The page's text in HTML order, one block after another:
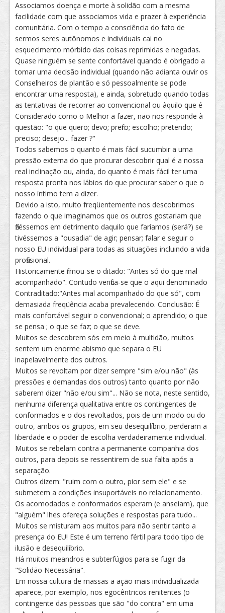
Associamos doença e morte à solidão com a mesma
facilidade com que associamos vida e prazer à experiência
comunitária. Com o tempo a consciência do fato de
sermos seres autônomos e individuais cai no
esquecimento mórbido das coisas reprimidas e negadas.
Quase ninguém se sente confortável quando é obrigado a
tomar uma decisão individual (quando não adianta ouvir os
Conselheiros de plantão e só pessoalmente se pode
encontrar uma resposta), e ainda, sobretudo quando todas
as tentativas de recorrer ao convencional ou àquilo que é
Considerado como o Melhor a fazer, não nos responde à
questão: "o que quero; devo; prefiro; escolho; pretendo;
preciso; desejo... fazer ?"
Todos sabemos o quanto é mais fácil sucumbir a uma
pressão externa do que procurar descobrir qual é a nossa
real inclinação ou, ainda, do quanto é mais fácil ter uma
resposta pronta nos lábios do que procurar saber o que o
nosso íntimo tem a dizer.
Devido a isto, muito freqüentemente nos descobrimos
fazendo o que imaginamos que os outros gostariam que
fizéssemos em detrimento daquilo que faríamos (será?) se
tivéssemos a "ousadia" de agir; pensar; falar e seguir o
nosso EU individual para todas as situações incluindo a vida
profissional.
Historicamente firmou-se o ditado: "Antes só do que mal
acompanhado". Contudo verifica-se que o aqui denominado
Contraditado:"Antes mal acompanhado do que só", com
demasiada freqüência acaba prevalecendo. Conclusão: É
mais confortável seguir o convencional; o aprendido; o que
se pensa ; o que se faz; o que se deve.
Muitos se descobrem sós em meio à multidão, muitos
sentem um enorme abismo que separa o EU
inapelavelmente dos outros.
Muitos se revoltam por dizer sempre "sim e/ou não" (às
pressões e demandas dos outros) tanto quanto por não
saberem dizer "não e/ou sim"... Não se nota, neste sentido,
nenhuma diferença qualitativa entre os contingentes de
conformados e o dos revoltados, pois de um modo ou do
outro, ambos os grupos, em seu desequilíbrio, perderam a
liberdade e o poder de escolha verdadeiramente individual.
Muitos se rebelam contra a permanente companhia dos
outros, para depois se ressentirem de sua falta após a
separação.
Outros dizem: "ruim com o outro, pior sem ele" e se
submetem a condições insuportáveis no relacionamento.
Os acomodados e conformados esperam (e anseiam), que
"alguém" lhes ofereça soluções e respostas para tudo...
Muitos se misturam aos muitos para não sentir tanto a
presença do EU! Este é um terreno fértil para todo tipo de
ilusão e desequilíbrio.
Há muitos meandros e subterfúgios para se fugir da
"Solidão Necessária".
Em nossa cultura de massas a ação mais individualizada
aparece, por exemplo, nos egocêntricos renitentes (o
contingente das pessoas que são "do contra" em uma